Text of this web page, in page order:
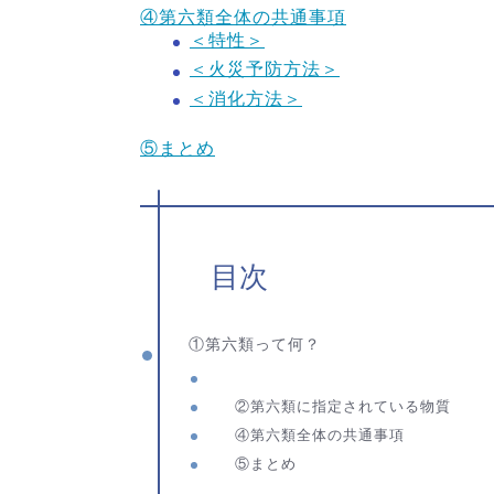
④第六類全体の共通事項
＜特性＞
＜火災予防方法＞
＜消化方法＞
⑤まとめ
目次
①第六類って何？
②第六類に指定されている物質
④第六類全体の共通事項
⑤まとめ